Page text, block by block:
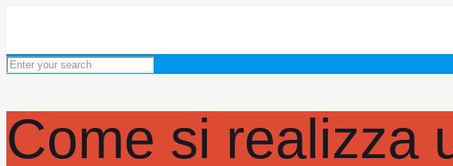
Come si realizza